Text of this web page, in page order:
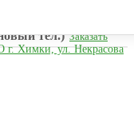
тел.) Заказать
г. Химки, ул. Некрасова